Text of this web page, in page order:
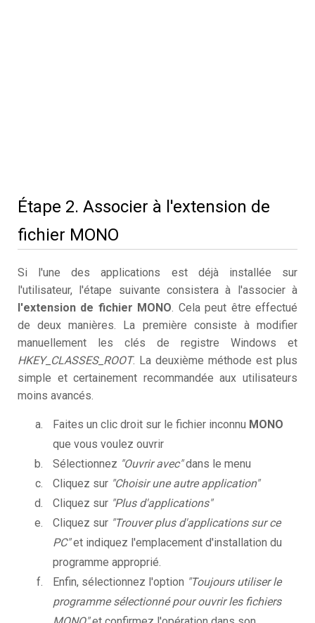
Étape 2. Associer à l'extension de
fichier MONO
Si l'une des applications est déjà installée sur
l'utilisateur, l'étape suivante consistera à l'associer à
l'extension de fichier MONO. Cela peut être effectué
de deux manières. La première consiste à modifier
manuellement les clés de registre Windows et
HKEY_CLASSES_ROOT. La deuxième méthode est plus
simple et certainement recommandée aux utilisateurs
moins avancés.
Faites un clic droit sur le fichier inconnu MONO
que vous voulez ouvrir
Sélectionnez "Ouvrir avec"dans le menu
Cliquez sur "Choisir une autre application"
Cliquez sur "Plus d'applications"
Cliquez sur "Trouver plus d'applications sur ce
PC"et indiquez l'emplacement d'installation du
programme approprié.
Enfin, sélectionnez l'option "Toujours utiliser le
programme sélectionné pour ouvrir les fichiers